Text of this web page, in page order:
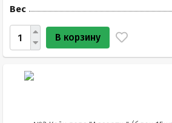
Вес
В корзину